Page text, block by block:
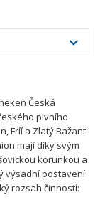
Česká
pivního
Fríí a Zlatý Bažant
mají díky svým
korunkou a
výsadní postavení
rozsah činností: